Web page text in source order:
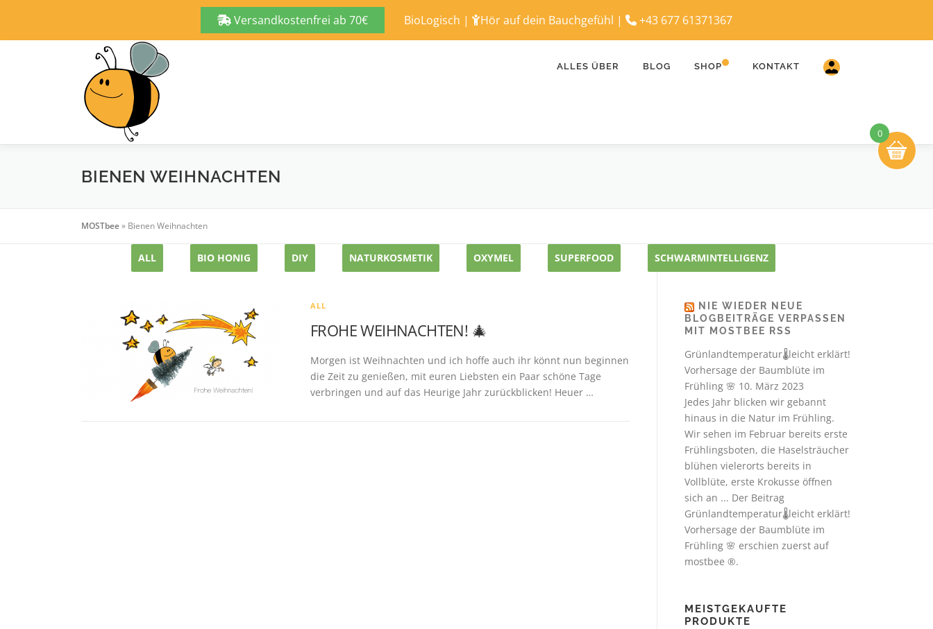
Versandkostenfrei ab 70€ BioLogisch | Hör auf dein Bauchgefühl | +43 677 61371367
ALLES ÜBER BLOG SHOP KONTAKT
BIENEN WEIHNACHTEN
MOSTbee» Bienen Weihnachten
ALL BIO HONIG DIY NATURKOSMETIK OXYMEL SUPERFOOD SCHWARMINTELLIGENZ
ALL
FROHE WEIHNACHTEN! 🎄
Morgen ist Weihnachten und ich hoffe auch ihr könnt nun beginnen
die Zeit zu genießen, mit euren Liebsten ein Paar schöne Tage
verbringen und auf das Heurige Jahr zurückblicken! Heuer …
NIE WIEDER NEUE
BLOGBEITRÄGE VERPASSEN
MIT MOSTBEE RSS
Grünlandtemperatur🌡️leicht erklärt!
Vorhersage der Baumblüte im
Frühling 🌸 10. März 2023
Jedes Jahr blicken wir gebannt
hinaus in die Natur im Frühling.
Wir sehen im Februar bereits erste
Frühlingsboten, die Haselsträucher
blühen vielerorts bereits in
Vollblüte, erste Krokusse öffnen
sich an ... Der Beitrag
Grünlandtemperatur🌡️leicht erklärt!
Vorhersage der Baumblüte im
Frühling 🌸 erschien zuerst auf
mostbee ®.
MEISTGEKAUFTE
PRODUKTE
0